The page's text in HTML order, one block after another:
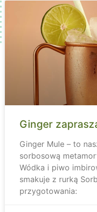
Ginger
Ginger Mule – to
sorbosową
Wódka i piwo
smakuje z rurką
przygotowania: